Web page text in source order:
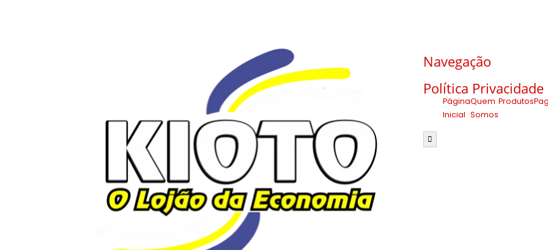
Navegação
Política Privacidade
Página
Inicial
Quem
Somos
Produtos
Menu de alternância de